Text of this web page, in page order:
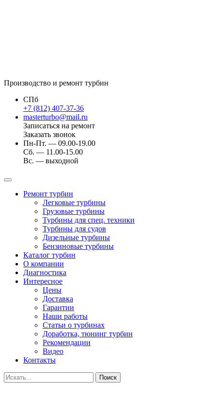
Производство и ремонт турбин
СПб
+7 (812) 407-37-36
masterturbo@mail.ru
Записаться на ремонт
Заказать звонок
Пн-Пт. — 09.00-19.00
Сб. — 11.00-15.00
Вс. — выходной
Ремонт турбин
Легковые турбины
Грузовые турбины
Турбины для спец. техники
Турбины для судов
Дизельные турбины
Бензиновые турбины
Каталог турбин
О компании
Диагностика
Интересное
Цены
Доставка
Гарантии
Наши работы
Статьи о турбинах
Доработка, тюнинг турбин
Рекомендации
Видео
Контакты
Поиск